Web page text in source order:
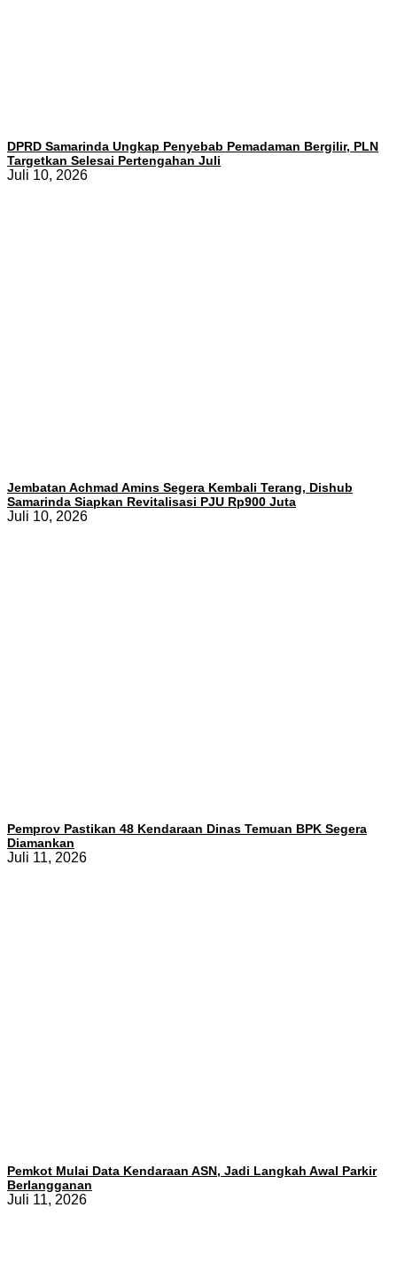
DPRD Samarinda Ungkap Penyebab Pemadaman Bergilir, PLN
Targetkan Selesai Pertengahan Juli
Juli 10, 2026
Jembatan Achmad Amins Segera Kembali Terang, Dishub
Samarinda Siapkan Revitalisasi PJU Rp900 Juta
Juli 10, 2026
Pemprov Pastikan 48 Kendaraan Dinas Temuan BPK Segera
Diamankan
Juli 11, 2026
Pemkot Mulai Data Kendaraan ASN, Jadi Langkah Awal Parkir
Berlangganan
Juli 11, 2026